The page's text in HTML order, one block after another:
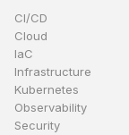
CI/CD
Cloud
IaC
Infrastructure
Kubernetes
Observability
Security